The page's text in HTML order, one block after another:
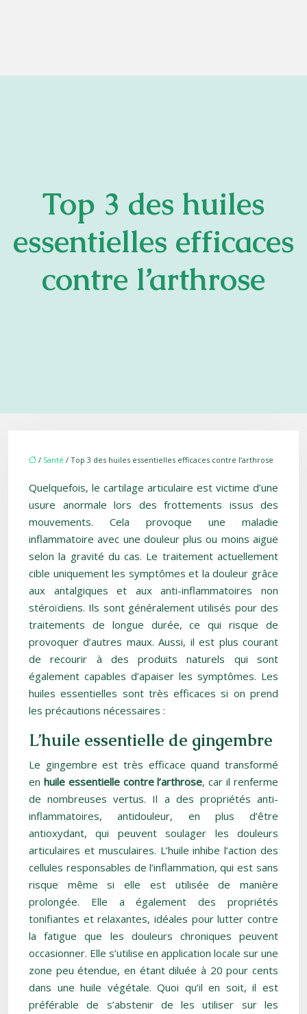
Top 3 des huiles
essentielles efficaces
contre l’arthrose
/ Santé / Top 3 des huiles essentielles efficaces contre l’arthrose
Quelquefois, le cartilage articulaire est victime d’une
usure anormale lors des frottements issus des
mouvements. Cela provoque une maladie
inflammatoire avec une douleur plus ou moins aiguë
selon la gravité du cas. Le traitement actuellement
cible uniquement les symptômes et la douleur grâce
aux antalgiques et aux anti-inflammatoires non
stéroïdiens. Ils sont généralement utilisés pour des
traitements de longue durée, ce qui risque de
provoquer d’autres maux. Aussi, il est plus courant
de recourir à des produits naturels qui sont
également capables d’apaiser les symptômes. Les
huiles essentielles sont très efficaces si on prend
les précautions nécessaires :
L’huile essentielle de gingembre
Le gingembre est très efficace quand transformé
en huile essentielle contre l’arthrose, car il renferme
de nombreuses vertus. Il a des propriétés anti-
inflammatoires, antidouleur, en plus d’être
antioxydant, qui peuvent soulager les douleurs
articulaires et musculaires. L’huile inhibe l’action des
cellules responsables de l’inflammation, qui est sans
risque même si elle est utilisée de manière
prolongée. Elle a également des propriétés
tonifiantes et relaxantes, idéales pour lutter contre
la fatigue que les douleurs chroniques peuvent
occasionner. Elle s’utilise en application locale sur une
zone peu étendue, en étant diluée à 20 pour cents
dans une huile végétale. Quoi qu’il en soit, il est
préférable de s’abstenir de les utiliser sur les